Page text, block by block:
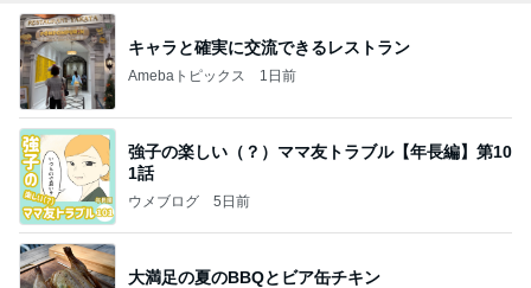
キャラと確実に交流できるレストラン
Amebaトピックス 1日前
強子の楽しい（？）ママ友トラブル【年長編】第10
1話
ウメブログ 5日前
大満足の夏のBBQとビア缶チキン